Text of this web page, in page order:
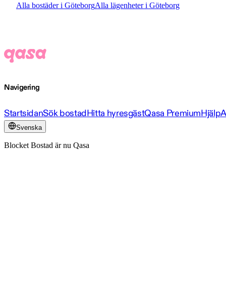
Alla bostäder i GöteborgAlla lägenheter i Göteborg
Navigering
StartsidanSök bostadHitta hyresgästQasa PremiumHjälp
Svenska
Blocket Bostad är nu Qasa